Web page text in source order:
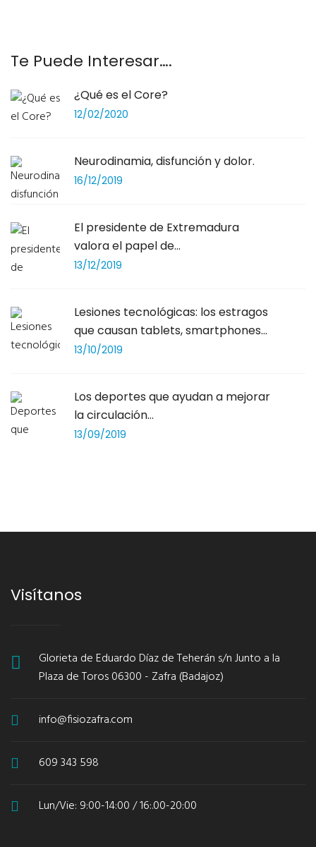
Te Puede Interesar….
¿Qué es el Core?
12/02/2020
Neurodinamia, disfunción y dolor.
16/12/2019
El presidente de Extremadura
valora el papel de...
13/12/2019
Lesiones tecnológicas: los estragos
que causan tablets, smartphones...
13/10/2019
Los deportes que ayudan a mejorar
la circulación...
13/09/2019
Visítanos
Glorieta de Eduardo Díaz de Teherán s/n Junto a la
Plaza de Toros 06300 - Zafra (Badajoz)
info@fisiozafra.com
609 343 598
Lun/Vie: 9:00-14:00 / 16:.00-20:00